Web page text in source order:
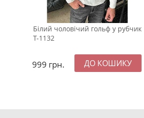
Білий чоловічий гольф у рубчик
Т-1132
999 грн.